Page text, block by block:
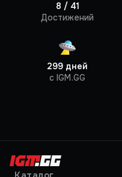
8 / 41
Достижений
299 дней
c IGM.GG